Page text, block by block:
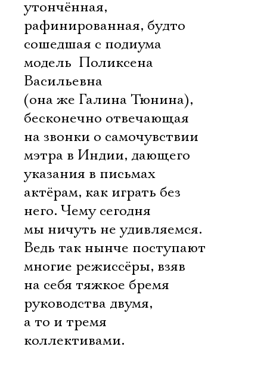
утончённая,
рафинированная, будто
сошедшая с подиума
модель  Поликсена
Васильевна
(она же Галина Тюнина),
бесконечно отвечающая
на звонки о самочувствии
мэтра в Индии, дающего
указания в письмах
актёрам, как играть без
него. Чему сегодня
мы ничуть не удивляемся.
Ведь так нынче поступают
многие режиссёры, взяв
на себя тяжкое бремя
руководства двумя,
а то и тремя
коллективами.